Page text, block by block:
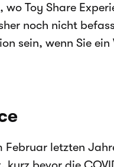
Toy Share
noch nicht
sein, wenn Sie
Februar letzten